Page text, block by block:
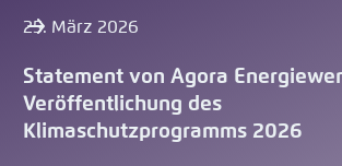
25. März 2026
Statement von Agora
Veröffentlichung des
Klimaschutzprogramms 2026